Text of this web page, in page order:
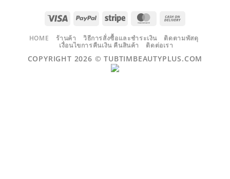
VISA PAYPALSTRIPE MASTERCARD
DELIVERY
HOME ร้านค้า วิธีการสั่งซื้อและชำระเงิน
ติดตามพัสดุ
เงื่อนไขการคืนเงิน คืนสินค้า
ติดต่อเรา
COPYRIGHT 2026 ©TUBTIMBEAUTYPLUS.COM